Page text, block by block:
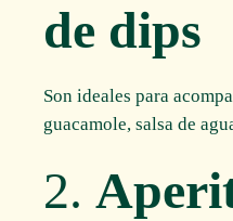
de dips
Son ideales para
guacamole, salsa de
2.